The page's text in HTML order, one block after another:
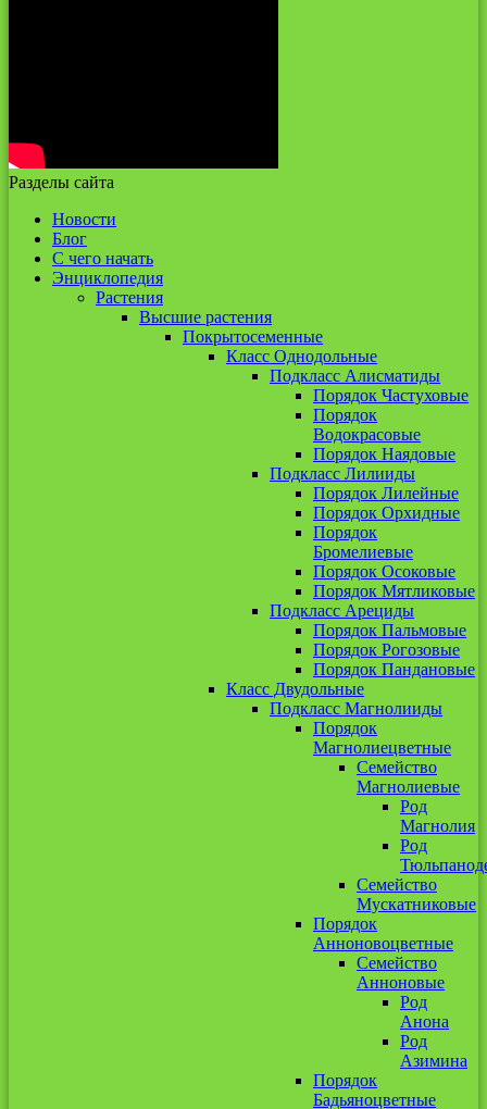
Разделы сайта
Новости
Блог
С чего начать
Энциклопедия
Растения
Высшие растения
Покрытосеменные
Класс Однодольные
Подкласс Алисматиды
Порядок Частуховые
Порядок
Водокрасовые
Порядок Наядовые
Подкласс Лилииды
Порядок Лилейные
Порядок Орхидные
Порядок
Бромелиевые
Порядок Осоковые
Порядок Мятликовые
Подкласс Арециды
Порядок Пальмовые
Порядок Рогозовые
Порядок Пандановые
Класс Двудольные
Подкласс Магнолииды
Порядок
Магнолиецветные
Семейство
Магнолиевые
Род
Магнолия
Род
Семейство
Мускатниковые
Порядок
Анноновоцветные
Семейство
Анноновые
Род
Анона
Род
Азимина
Порядок
Бадьяноцветные